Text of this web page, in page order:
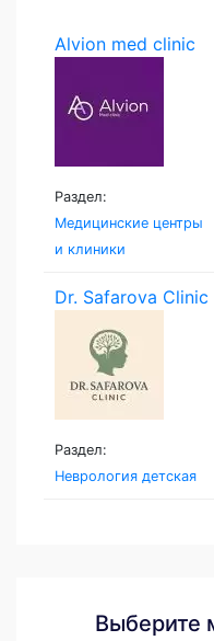
Alvion med clinic
Раздел:
Медицинские центры
и клиники
Dr. Safarova Clinic
Раздел:
Неврология детская
Выберите